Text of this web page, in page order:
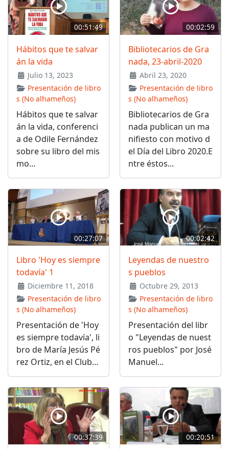
00:51:49
Hábitos que te salvar
án la vida
Julio 13, 2023
Presentación de libro
s (No alhameños)
Hábitos que te salvar
án la vida, conferenci
a de Odile Fernández
sobre su libro del mis
mo...
00:02:59
Bibliotecarios de Gra
nada, 23-abril-2020
Abril 23, 2020
Presentación de libro
s (No alhameños)
Bibliotecarios de Gra
nada publican un ma
nifiesto con motivo d
el Día del Libro 2020.E
ntre éstos...
00:27:07
Libro 'Hoy es siempre
todavía' 1
Diciembre 11, 2018
Presentación de libro
s (No alhameños)
Presentación de 'Hoy
es siempre todavía', li
bro de María Jesús Pé
rez Ortiz, en el Club...
00:02:42
Leyendas de nuestro
s pueblos
Octubre 29, 2013
Presentación de libro
s (No alhameños)
Presentación del libr
o "Leyendas de nuest
ros pueblos" por José
Manuel...
00:37:39 00:20:51